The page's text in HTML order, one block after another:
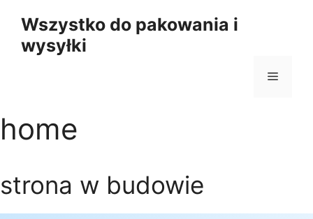
treści
Wszystko do pakowania i
wysyłki
Menu
home
strona w budowie